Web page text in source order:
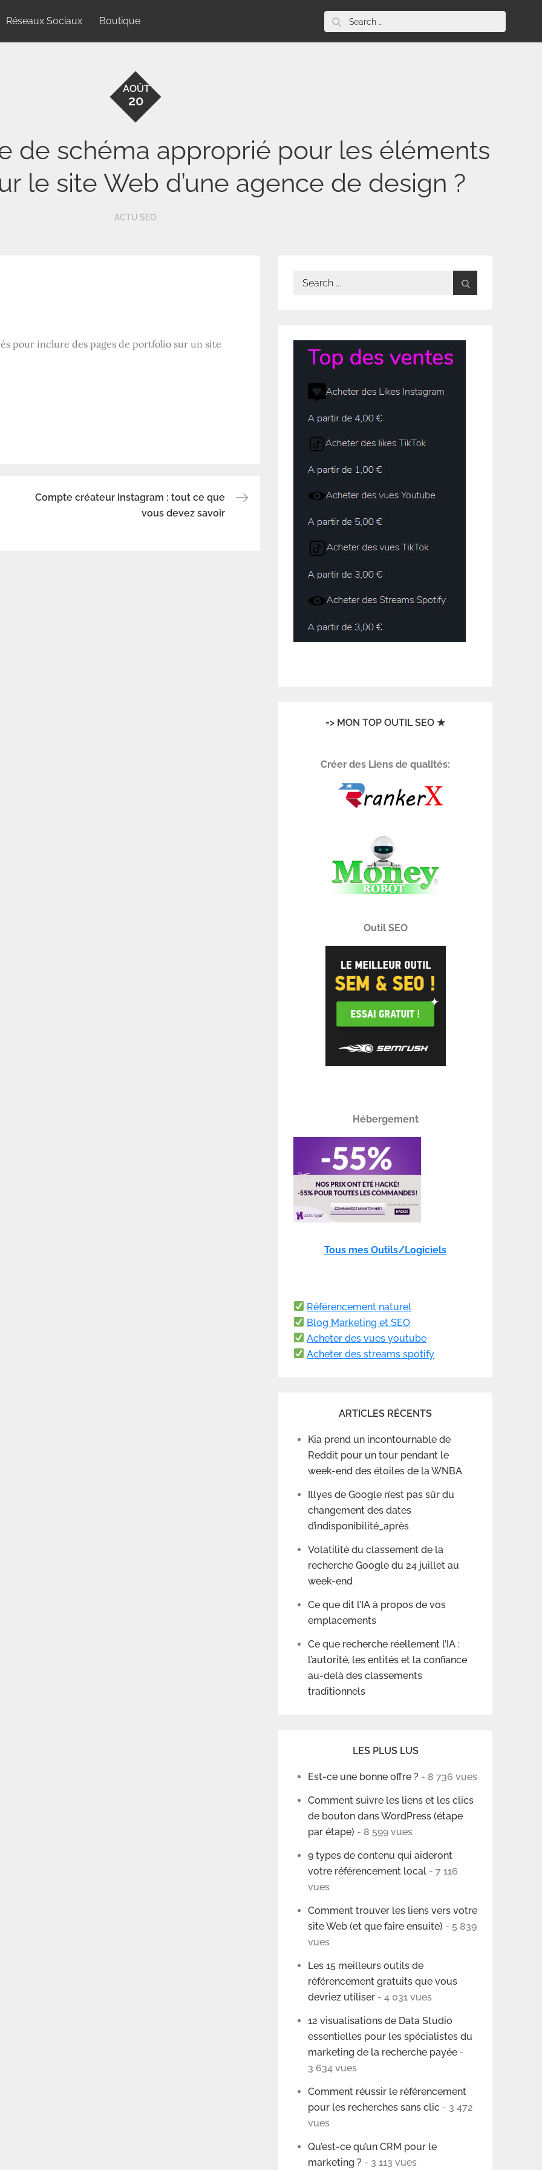
Réseaux Sociaux Boutique
Search
for:
AOÛT
20
de schéma approprié pour les éléments
le site Web d’une agence de design ?
ACTU SEO
pour inclure des pages de portfolio sur un site
Compte créateur Instagram : tout ce que
vous devez savoir
Search
=> MON TOP OUTIL SEO ★
Créer des Liens de qualités:
Outil SEO
Hébergement
Tous mes Outils/Logiciels
Référencement naturel
Blog Marketing et SEO
Acheter des vues youtube
Acheter des streams spotify
ARTICLES RÉCENTS
Kia prend un incontournable de
Reddit pour un tour pendant le
week-end des étoiles de la WNBA
Illyes de Google n’est pas sûr du
changement des dates
d’indisponibilité_après
Volatilité du classement de la
recherche Google du 24 juillet au
week-end
Ce que dit l’IA à propos de vos
emplacements
Ce que recherche réellement l’IA :
l’autorité, les entités et la confiance
au-delà des classements
traditionnels
LES PLUS LUS
Est-ce une bonne offre ? - 8 736 vues
Comment suivre les liens et les clics
de bouton dans WordPress (étape
par étape) - 8 599 vues
9 types de contenu qui aideront
votre référencement local - 7 116
vues
Comment trouver les liens vers votre
site Web (et que faire ensuite) - 5 839
vues
Les 15 meilleurs outils de
référencement gratuits que vous
devriez utiliser - 4 031 vues
12 visualisations de Data Studio
essentielles pour les spécialistes du
marketing de la recherche payée -
3 634 vues
Comment réussir le référencement
pour les recherches sans clic - 3 472
vues
Qu’est-ce qu’un CRM pour le
marketing ? - 3 113 vues